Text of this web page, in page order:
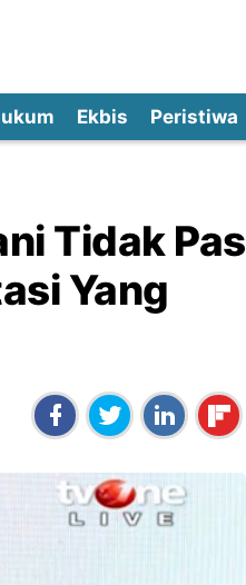
Ekbis Peristiwa
Tidak Pas
Yang